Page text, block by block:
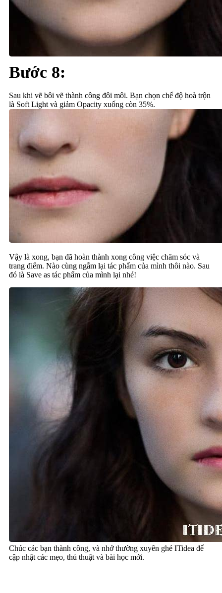
Bước 8:
Sau khi vẽ bôi vẽ thành công đôi môi. Bạn chọn chế độ hoà trộn
là Soft Light và giảm Opacity xuống còn 35%.
Vậy là xong, bạn đã hoàn thành xong công việc chăm sóc và
trang điểm. Nào cùng ngắm lại tác phẩm của mình thôi nào. Sau
đó là Save as tác phẩm của mình lại nhé!
Chúc các bạn thành công, và nhớ thường xuyên ghé ITidea để
cập nhật các mẹo, thủ thuật và bài học mới.